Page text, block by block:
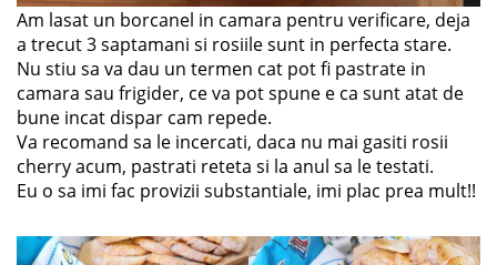
Am lasat un borcanel in camara pentru verificare, deja
a trecut 3 saptamani si rosiile sunt in perfecta stare.
Nu stiu sa va dau un termen cat pot fi pastrate in
camara sau frigider, ce va pot spune e ca sunt atat de
bune incat dispar cam repede.
Va recomand sa le incercati, daca nu mai gasiti rosii
cherry acum, pastrati reteta si la anul sa le testati.
Eu o sa imi fac provizii substantiale, imi plac prea mult!!